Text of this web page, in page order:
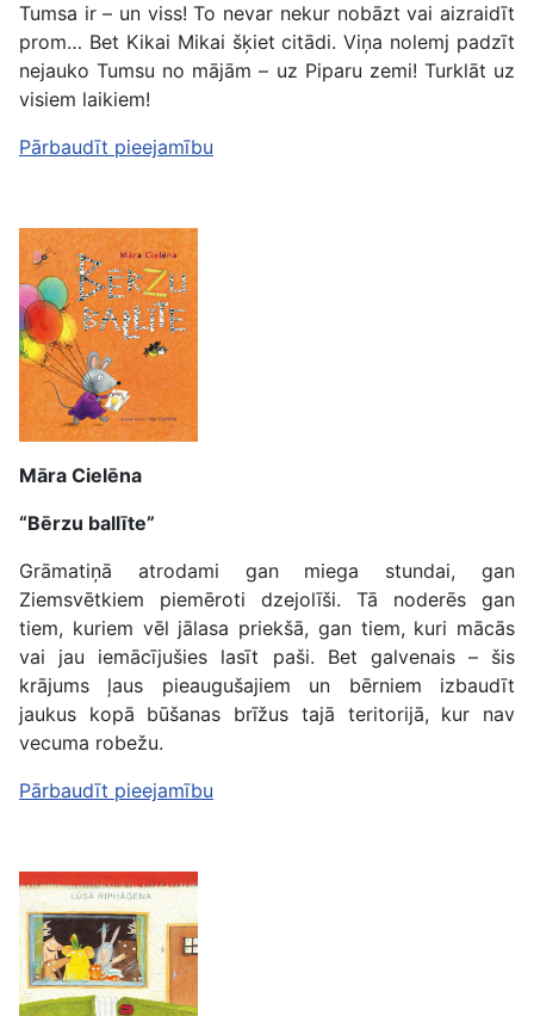
Tumsa ir – un viss! To nevar nekur nobāzt vai aizraidīt
prom… Bet Kikai Mikai šķiet citādi. Viņa nolemj padzīt
nejauko Tumsu no mājām – uz Piparu zemi! Turklāt uz
visiem laikiem!
Pārbaudīt pieejamību
Māra Cielēna
“Bērzu ballīte”
Grāmatiņā atrodami gan miega stundai, gan
Ziemsvētkiem piemēroti dzejolīši. Tā noderēs gan
tiem, kuriem vēl jālasa priekšā, gan tiem, kuri mācās
vai jau iemācījušies lasīt paši. Bet galvenais – šis
krājums ļaus pieaugušajiem un bērniem izbaudīt
jaukus kopā būšanas brīžus tajā teritorijā, kur nav
vecuma robežu.
Pārbaudīt pieejamību